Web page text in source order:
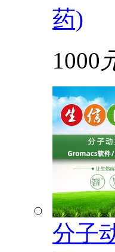
药)
1000
分子